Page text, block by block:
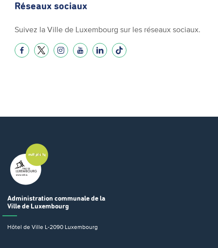
Réseaux sociaux
Suivez la Ville de Luxembourg sur les réseaux sociaux.
Administration communale de la
Ville de Luxembourg
Hôtel de Ville L-2090 Luxembourg